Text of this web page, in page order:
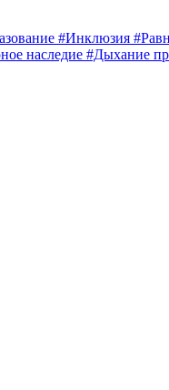
#Инклюзия
наследие #Дыхание